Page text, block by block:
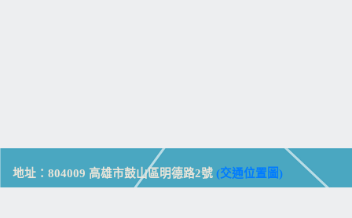
地址：804009 高雄市鼓山區明德路2號 (交通位置圖)